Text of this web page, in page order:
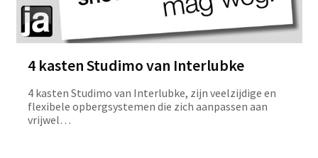
4 kasten Studimo van Interlubke
4 kasten Studimo van Interlubke, zijn veelzijdige en
flexibele opbergsystemen die zich aanpassen aan
vrijwel…